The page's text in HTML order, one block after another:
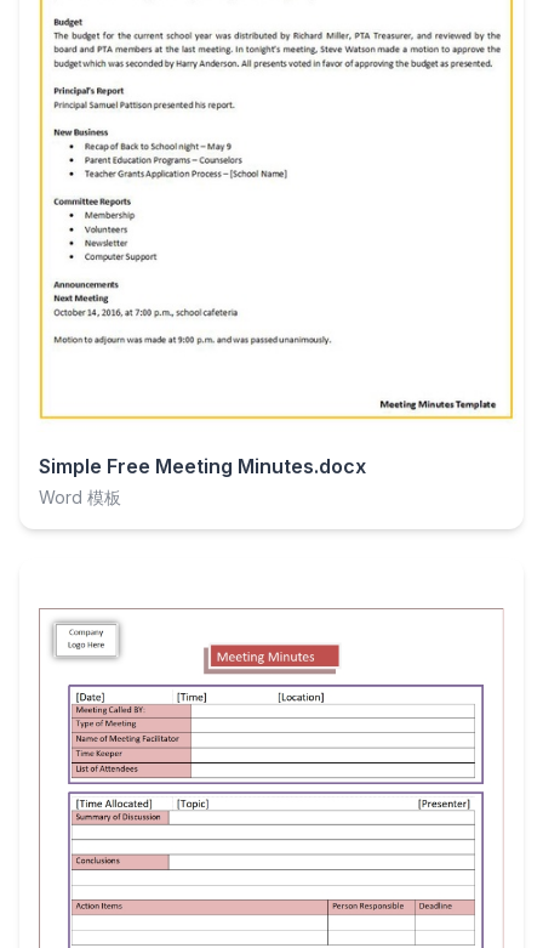
Simple Free Meeting Minutes.docx
Word 模板